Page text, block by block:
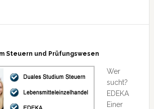
Steuern und Prüfungswesen
Wer
sucht?
EDEKA
Einer